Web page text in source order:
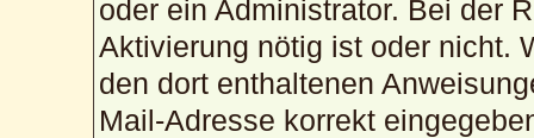
oder ein Administrator. Bei der
Aktivierung nötig ist oder nicht.
den dort enthaltenen
Mail-Adresse korrekt